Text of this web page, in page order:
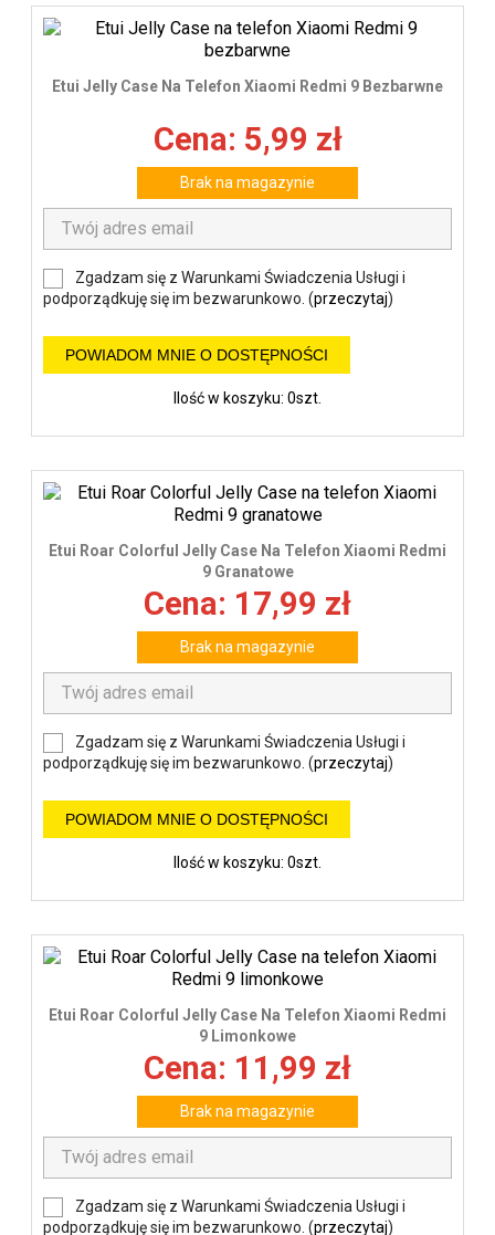
Etui Jelly Case Na Telefon Xiaomi Redmi 9 Bezbarwne
Cena: 5,99 zł
Brak na magazynie
Zgadzam się z Warunkami Świadczenia Usługi i
podporządkuję się im bezwarunkowo. (przeczytaj)
POWIADOM MNIE O DOSTĘPNOŚCI
Ilość w koszyku: 0szt.
Etui Roar Colorful Jelly Case Na Telefon Xiaomi Redmi
9 Granatowe
Cena: 17,99 zł
Brak na magazynie
Zgadzam się z Warunkami Świadczenia Usługi i
podporządkuję się im bezwarunkowo. (przeczytaj)
POWIADOM MNIE O DOSTĘPNOŚCI
Ilość w koszyku: 0szt.
Etui Roar Colorful Jelly Case Na Telefon Xiaomi Redmi
9 Limonkowe
Cena: 11,99 zł
Brak na magazynie
Zgadzam się z Warunkami Świadczenia Usługi i
podporządkuję się im bezwarunkowo. (przeczytaj)